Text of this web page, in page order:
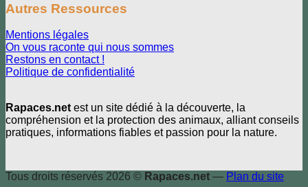
Autres Ressources
Mentions légales
On vous raconte qui nous sommes
Restons en contact !
Politique de confidentialité
Rapaces.net est un site dédié à la découverte, la
compréhension et la protection des animaux, alliant conseils
pratiques, informations fiables et passion pour la nature.
Tous droits réservés 2026 © Rapaces.net — Plan du site